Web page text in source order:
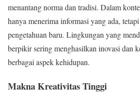
menantang norma dan tradisi. Dalam
hanya menerima informasi yang ada,
pengetahuan baru. Lingkungan yang
berpikir sering menghasilkan inovasi dan
berbagai aspek kehidupan.
Makna Kreativitas Tinggi